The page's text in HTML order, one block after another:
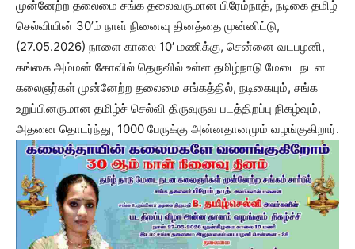
முன்னேற்ற தலைமை சங்க தலைவருமான பிரேம்நாத், நடிகை தமிழ்
செல்வியின் 30’ம் நாள் நினைவு தினத்தை முன்னிட்டு,
(27.05.2026) நாளை காலை 10′ மணிக்கு, சென்னை வடபழனி,
கங்கை அம்மன் கோவில் தெருவில் உள்ள தமிழ்நாடு மேடை நடன
கலைஞர்கள் முன்னேற்ற தலைமை சங்கத்தில், நடிகையும், சங்க
உறுப்பினருமான தமிழ்ச் செல்வி திருவுருவ படத்திறப்பு நிகழ்வும்,
அதனை தொடர்ந்து, 1000 பேருக்கு அன்னதானமும் வழங்குகிறார்.